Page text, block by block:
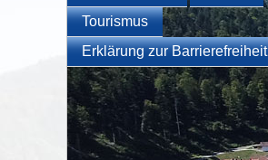
Tourismus
Erklärung zur Barrierefreiheit